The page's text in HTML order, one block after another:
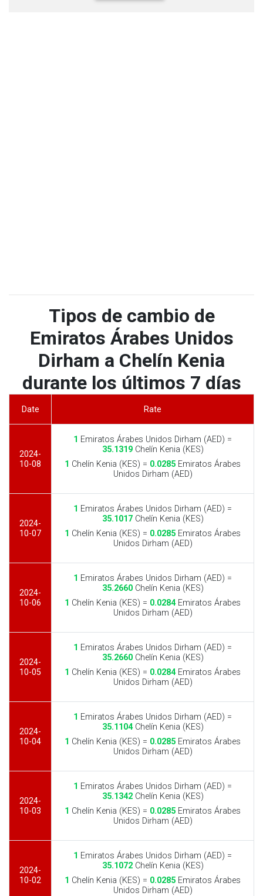
Tipos de cambio de
Emiratos Árabes Unidos
Dirham a Chelín Kenia
durante los últimos 7 días
Date Rate
2024-
10-08
1 Emiratos Árabes Unidos Dirham (AED) =
35.1319Chelín Kenia (KES)
1 Chelín Kenia (KES) = 0.0285 Emiratos Árabes
Unidos Dirham (AED)
2024-
10-07
1 Emiratos Árabes Unidos Dirham (AED) =
35.1017Chelín Kenia (KES)
1 Chelín Kenia (KES) = 0.0285 Emiratos Árabes
Unidos Dirham (AED)
2024-
10-06
1 Emiratos Árabes Unidos Dirham (AED) =
35.2660Chelín Kenia (KES)
1 Chelín Kenia (KES) = 0.0284Emiratos Árabes
Unidos Dirham (AED)
2024-
10-05
1 Emiratos Árabes Unidos Dirham (AED) =
35.2660Chelín Kenia (KES)
1 Chelín Kenia (KES) = 0.0284Emiratos Árabes
Unidos Dirham (AED)
2024-
10-04
1 Emiratos Árabes Unidos Dirham (AED) =
35.1104Chelín Kenia (KES)
1 Chelín Kenia (KES) = 0.0285 Emiratos Árabes
Unidos Dirham (AED)
2024-
10-03
1 Emiratos Árabes Unidos Dirham (AED) =
35.1342Chelín Kenia (KES)
1 Chelín Kenia (KES) = 0.0285 Emiratos Árabes
Unidos Dirham (AED)
2024-
10-02
1 Emiratos Árabes Unidos Dirham (AED) =
35.1072Chelín Kenia (KES)
1 Chelín Kenia (KES) = 0.0285 Emiratos Árabes
Unidos Dirham (AED)